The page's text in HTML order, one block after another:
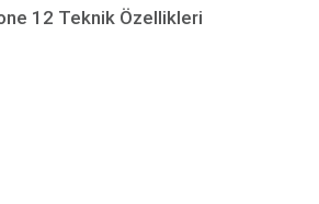
12 Teknik Özellikleri